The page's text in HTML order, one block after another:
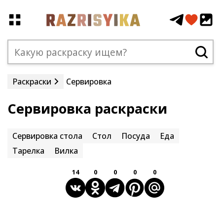
Раскраски Сервировка
Сервировка раскраски
Сервировка стола Стол Посуда
Еда
Тарелка
Вилка
14 0 0 0 0